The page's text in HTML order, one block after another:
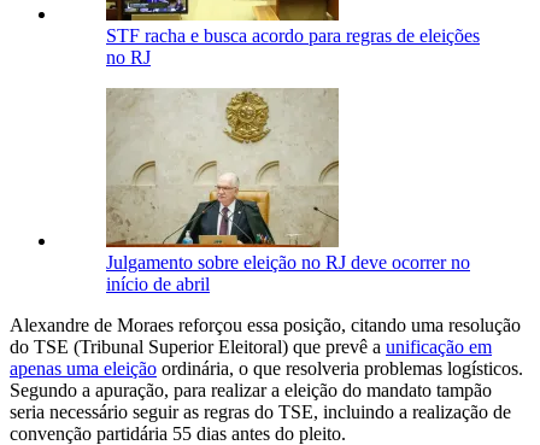
STF racha e busca acordo para regras de eleições
no RJ
Julgamento sobre eleição no RJ deve ocorrer no
início de abril
Alexandre de Moraes reforçou essa posição, citando uma resolução
do TSE (Tribunal Superior Eleitoral) que prevê a unificação em
apenas uma eleição ordinária, o que resolveria problemas logísticos.
Segundo a apuração, para realizar a eleição do mandato tampão
seria necessário seguir as regras do TSE, incluindo a realização de
convenção partidária 55 dias antes do pleito.